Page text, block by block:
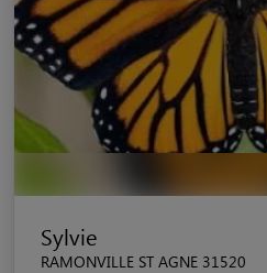
Sylvie
RAMONVILLE ST AGNE 31520